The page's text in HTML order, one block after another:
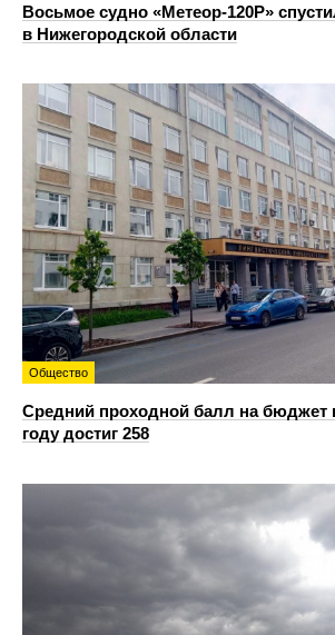
Восьмое судно «Метеор-120Р»
в Нижегородской области
Общество
Средний проходной балл на бюджет
году достиг 258